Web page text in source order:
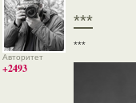
Авторитет
+2493
***
***